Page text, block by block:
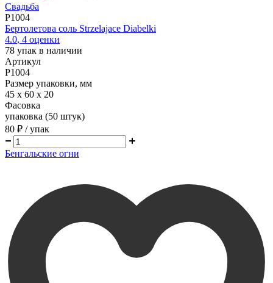
Свадьба
P1004
Бертолетова соль Strzelajace Diabelki
4.0, 4 оценки
78 упак в наличии
Артикул
P1004
Размер упаковки, мм
45 х 60 х 20
Фасовка
упаковка (50 штук)
80 ₽ / упак
Бенгальские огни